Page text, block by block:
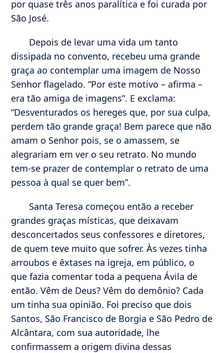
por quase três anos paralítica e foi curada por
São José.
Depois de levar uma vida um tanto
dissipada no convento, recebeu uma grande
graça ao contemplar uma imagem de Nosso
Senhor flagelado. “Por este motivo – afirma –
era tão amiga de imagens”. E exclama:
“Desventurados os hereges que, por sua culpa,
perdem tão grande graça! Bem parece que não
amam o Senhor pois, se o amassem, se
alegrariam em ver o seu retrato. No mundo
tem-se prazer de contemplar o retrato de uma
pessoa à qual se quer bem”.
Santa Teresa começou então a receber
grandes graças místicas, que deixavam
desconcertados seus confessores e diretores,
de quem teve muito que sofrer. Às vezes tinha
arroubos e êxtases na igreja, em público, o
que fazia comentar toda a pequena Ávila de
então. Vêm de Deus? Vêm do demônio? Cada
um tinha sua opinião. Foi preciso que dois
Santos, São Francisco de Borgia e São Pedro de
Alcântara, com sua autoridade, lhe
confirmassem a origem divina dessas